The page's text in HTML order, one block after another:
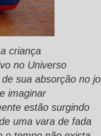
criança
no Universo
sua absorção no
imaginar
estão surgindo
uma vara de fada